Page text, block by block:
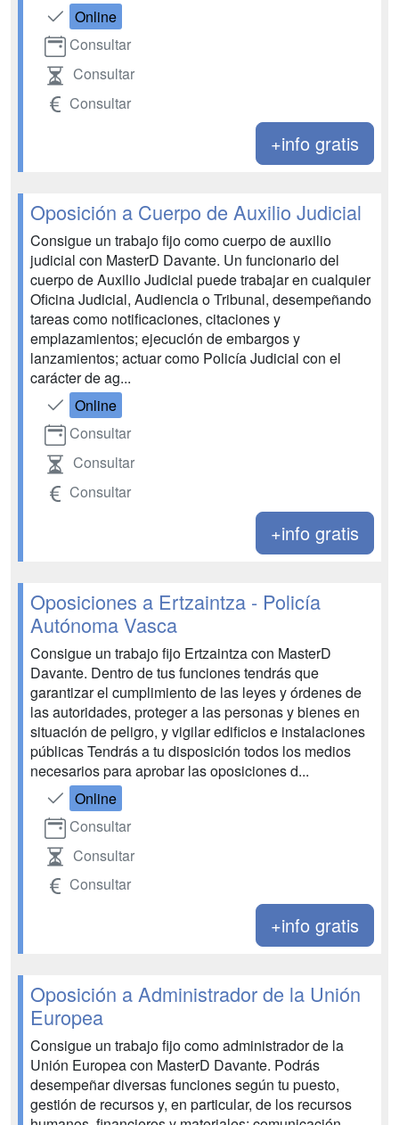
Online
Consultar
Consultar
Consultar
+info gratis
Oposición a Cuerpo de Auxilio Judicial
Consigue un trabajo fijo como cuerpo de auxilio
judicial con MasterD Davante. Un funcionario del
cuerpo de Auxilio Judicial puede trabajar en cualquier
Oficina Judicial, Audiencia o Tribunal, desempeñando
tareas como notificaciones, citaciones y
emplazamientos; ejecución de embargos y
lanzamientos; actuar como Policía Judicial con el
carácter de ag...
Online
Consultar
Consultar
Consultar
+info gratis
Oposiciones a Ertzaintza - Policía
Autónoma Vasca
Consigue un trabajo fijo Ertzaintza con MasterD
Davante. Dentro de tus funciones tendrás que
garantizar el cumplimiento de las leyes y órdenes de
las autoridades, proteger a las personas y bienes en
situación de peligro, y vigilar edificios e instalaciones
públicas Tendrás a tu disposición todos los medios
necesarios para aprobar las oposiciones d...
Online
Consultar
Consultar
Consultar
+info gratis
Oposición a Administrador de la Unión
Europea
Consigue un trabajo fijo como administrador de la
Unión Europea con MasterD Davante. Podrás
desempeñar diversas funciones según tu puesto,
gestión de recursos y, en particular, de los recursos